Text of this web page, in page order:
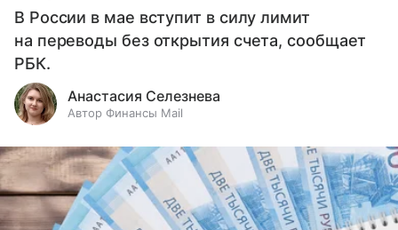
В России в мае вступит в силу лимит
на переводы без открытия счета, сообщает
РБК.
Анастасия Селезнева
Автор Финансы Mail